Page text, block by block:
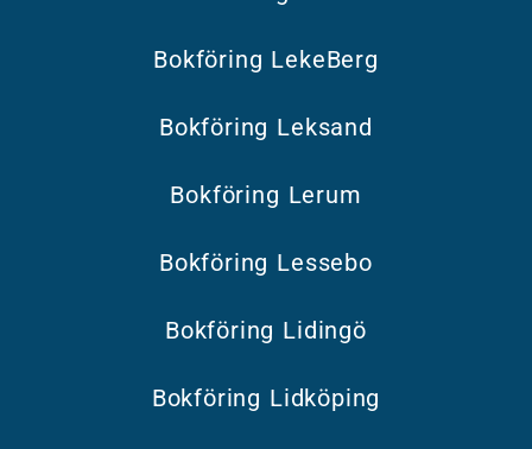
Bokföring LekeBerg
Bokföring Leksand
Bokföring Lerum
Bokföring Lessebo
Bokföring Lidingö
Bokföring Lidköping